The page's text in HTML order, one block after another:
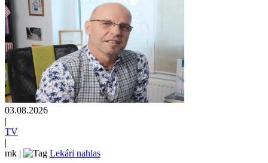
03.08.2026
|
TV
|
mk | Lekári nahlas